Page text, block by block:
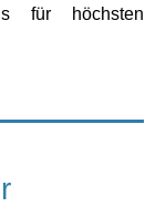
für höchsten